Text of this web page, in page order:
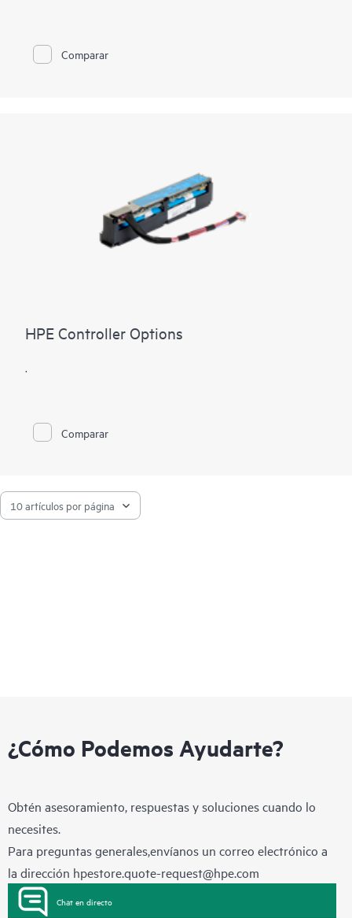
Comparar
HPE Controller Options
.
Comparar
¿Cómo Podemos Ayudarte?
Obtén asesoramiento, respuestas y soluciones cuando lo
necesites.
Para preguntas generales,envíanos un correo electrónico a
la dirección hpestore.quote-request@hpe.com
Chat en directo